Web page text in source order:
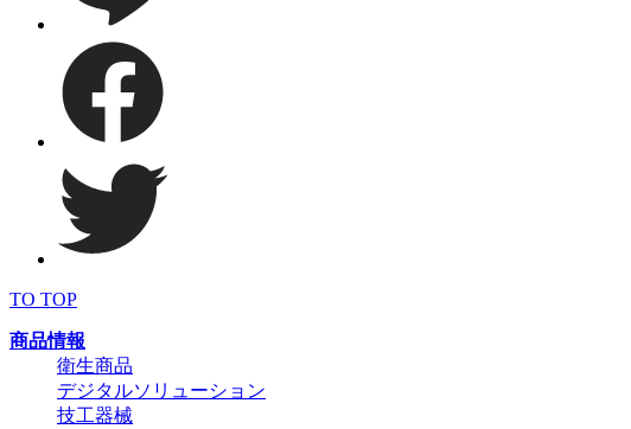
TO TOP
商品情報
衛生商品
デジタルソリューション
技工器械